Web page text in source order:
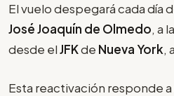
El vuelo despegará cada día
José Joaquín de Olmedo, a
desde elJFKde Nueva York,
Esta reactivación responde